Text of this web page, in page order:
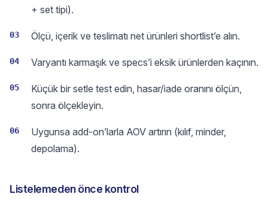
+ set tipi).
03 Ölçü, içerik ve teslimatı net ürünleri shortlist’e alın.
04 Varyantı karmaşık ve specs’i eksik ürünlerden kaçının.
05
Küçük bir setle test edin, hasar/iade oranını ölçün,
sonra ölçekleyin.
06
Uygunsa add-on’larla AOV artırın (kılıf, minder,
depolama).
Listelemeden önce kontrol